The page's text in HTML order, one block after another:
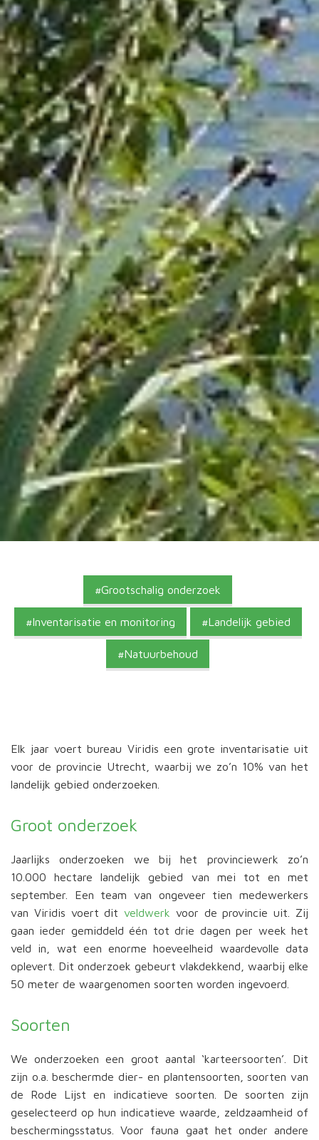
Grootschalig onderzoek
Inventarisatie en monitoring Landelijk gebied
Natuurbehoud
Elk jaar voert bureau Viridis een grote inventarisatie uit
voor de provincie Utrecht, waarbij we zo’n 10% van het
landelijk gebied onderzoeken.
Groot onderzoek
Jaarlijks onderzoeken we bij het provinciewerk zo’n
10.000 hectare landelijk gebied van mei tot en met
september. Een team van ongeveer tien medewerkers
van Viridis voert ditveldwerk voor de provincie uit. Zij
gaan ieder gemiddeld één tot drie dagen per week het
veld in, wat een enorme hoeveelheid waardevolle data
oplevert. Dit onderzoek gebeurt vlakdekkend, waarbij elke
50 meter de waargenomen soorten worden ingevoerd.
Soorten
We onderzoeken een groot aantal ‘karteersoorten’. Dit
zijn o.a. beschermde dier- en plantensoorten, soorten van
de Rode Lijst en indicatieve soorten. De soorten zijn
geselecteerd op hun indicatieve waarde, zeldzaamheid of
beschermingsstatus. Voor fauna gaat het onder andere